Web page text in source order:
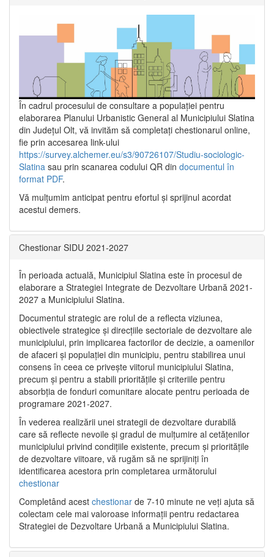
În cadrul procesului de consultare a populaţiei pentru
elaborarea Planului Urbanistic General al Municipiului Slatina
din Județul Olt, vă invităm să completați chestionarul online,
fie prin accesarea link-ului
https://survey.alchemer.eu/s3/90726107/Studiu-sociologic-
Slatina sau prin scanarea codului QR din documentul în
format PDF.
Vă mulţumim anticipat pentru efortul şi sprijinul acordat
acestui demers.
Chestionar SIDU 2021-2027
În perioada actuală, Municipiul Slatina este în procesul de
elaborare a Strategiei Integrate de Dezvoltare Urbană 2021‐
2027 a Municipiului Slatina.
Documentul strategic are rolul de a reflecta viziunea,
obiectivele strategice și direcțiile sectoriale de dezvoltare ale
municipiului, prin implicarea factorilor de decizie, a oamenilor
de afaceri și populației din municipiu, pentru stabilirea unui
consens în ceea ce privește viitorul municipiului Slatina,
precum și pentru a stabili prioritățile și criteriile pentru
absorbția de fonduri comunitare alocate pentru perioada de
programare 2021-2027.
În vederea realizării unei strategii de dezvoltare durabilă
care să reflecte nevoile și gradul de mulțumire al cetățenilor
municipiului privind condițiile existente, precum și prioritățile
de dezvoltare viitoare, vă rugăm să ne sprijiniți în
identificarea acestora prin completarea următorului
chestionar
Completând acest chestionar de 7-10 minute ne veți ajuta să
colectam cele mai valoroase informații pentru redactarea
Strategiei de Dezvoltare Urbană a Municipiului Slatina.